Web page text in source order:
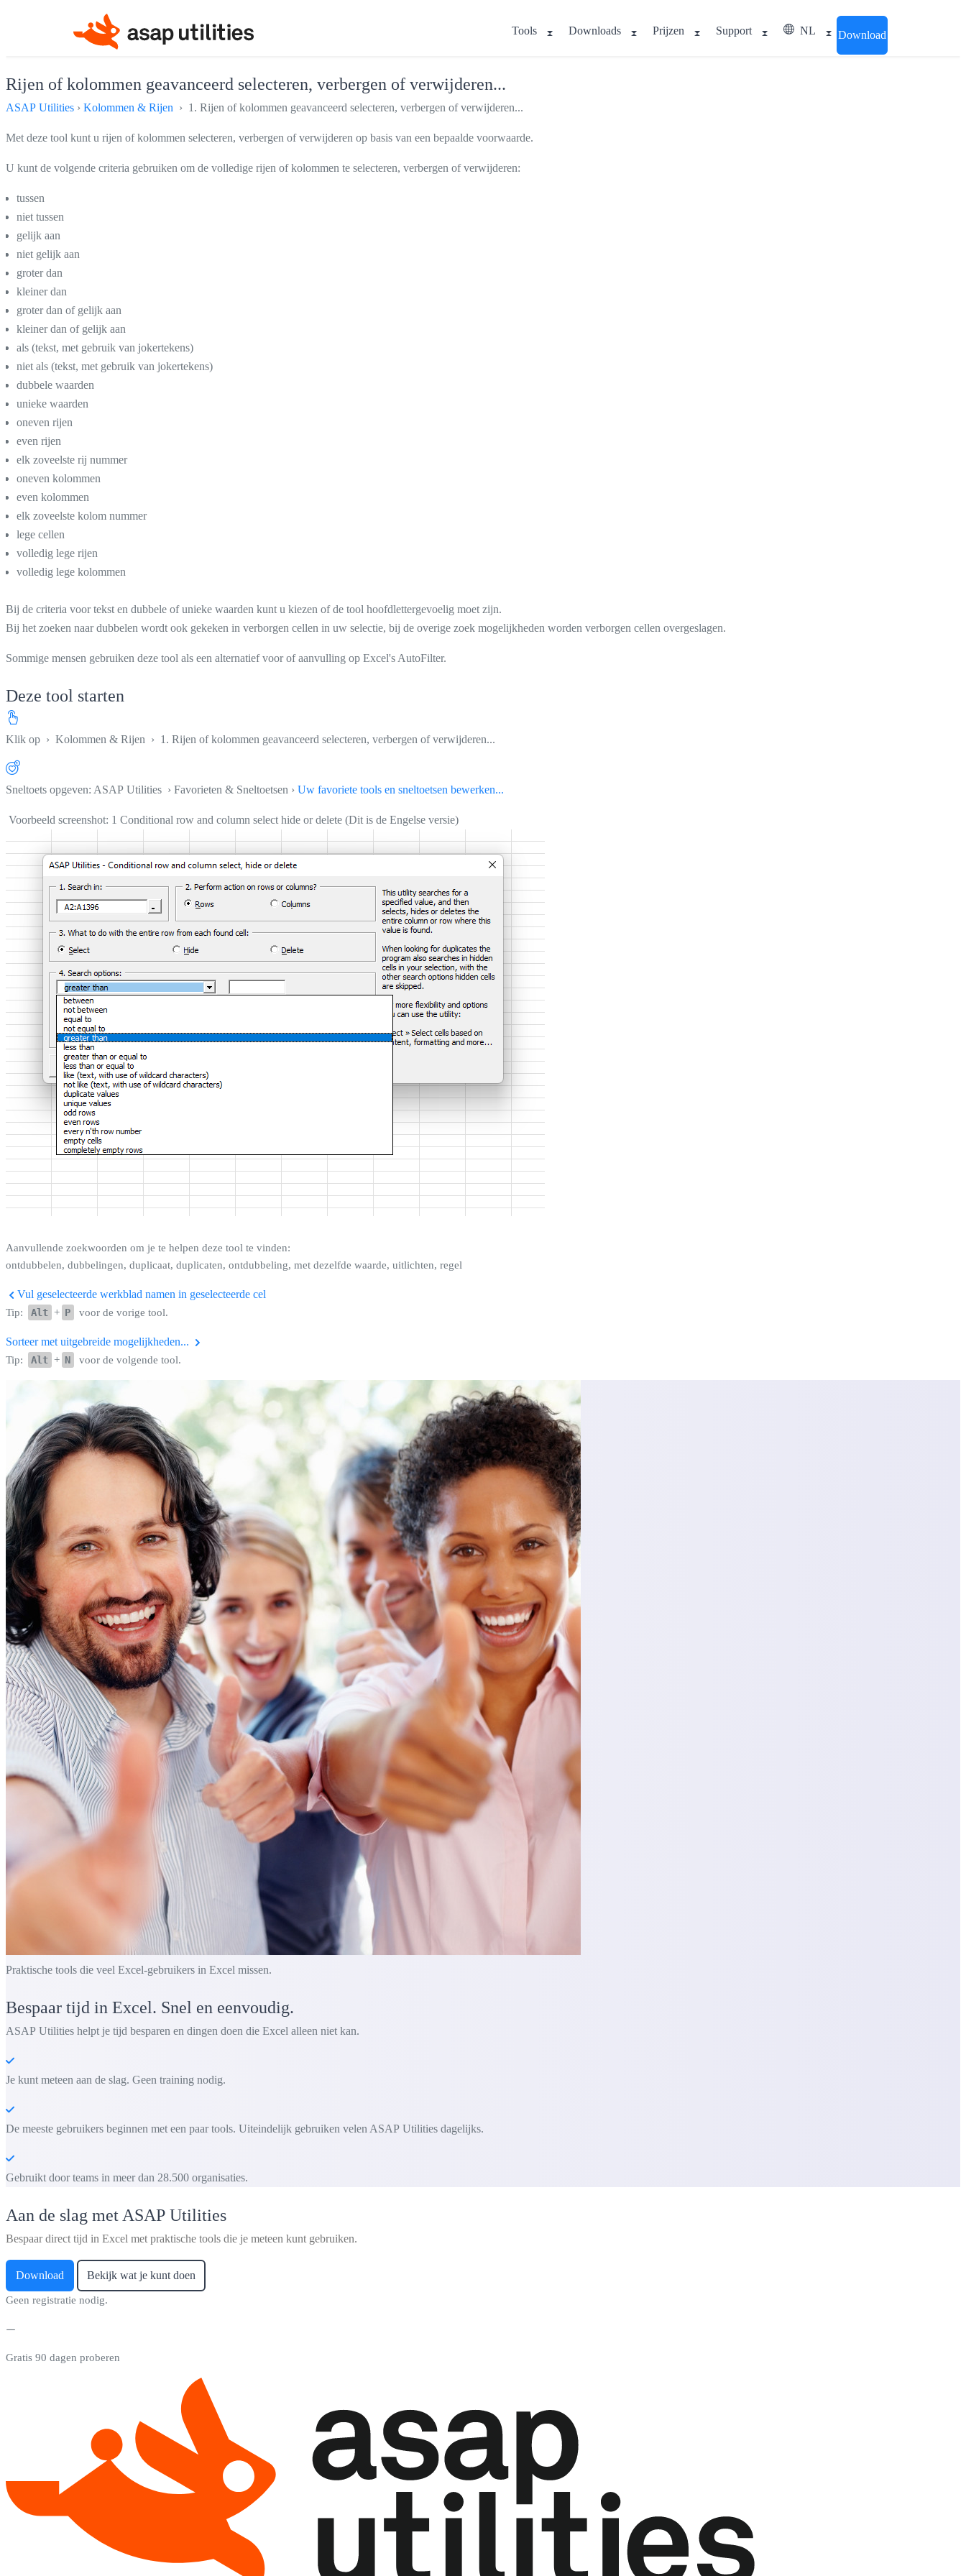
Tools Downloads Prijzen Support NL Download
Rijen of kolommen geavanceerd selecteren, verbergen of verwijderen...
ASAP Utilities › Kolommen & Rijen › 1. Rijen of kolommen geavanceerd selecteren, verbergen of verwijderen...
Met deze tool kunt u rijen of kolommen selecteren, verbergen of verwijderen op basis van een bepaalde voorwaarde.
U kunt de volgende criteria gebruiken om de volledige rijen of kolommen te selecteren, verbergen of verwijderen:
tussen
niet tussen
gelijk aan
niet gelijk aan
groter dan
kleiner dan
groter dan of gelijk aan
kleiner dan of gelijk aan
als (tekst, met gebruik van jokertekens)
niet als (tekst, met gebruik van jokertekens)
dubbele waarden
unieke waarden
oneven rijen
even rijen
elk zoveelste rij nummer
oneven kolommen
even kolommen
elk zoveelste kolom nummer
lege cellen
volledig lege rijen
volledig lege kolommen
Bij de criteria voor tekst en dubbele of unieke waarden kunt u kiezen of de tool hoofdlettergevoelig moet zijn.
Bij het zoeken naar dubbelen wordt ook gekeken in verborgen cellen in uw selectie, bij de overige zoek mogelijkheden worden verborgen cellen overgeslagen.
Sommige mensen gebruiken deze tool als een alternatief voor of aanvulling op Excel's AutoFilter.
Deze tool starten
Klik op › Kolommen & Rijen › 1. Rijen of kolommen geavanceerd selecteren, verbergen of verwijderen...
Sneltoets opgeven: ASAP Utilities › Favorieten & Sneltoetsen › Uw favoriete tools en sneltoetsen bewerken...
Voorbeeld screenshot: 1 Conditional row and column select hide or delete (Dit is de Engelse versie)
Aanvullende zoekwoorden om je te helpen deze tool te vinden:
ontdubbelen, dubbelingen, duplicaat, duplicaten, ontdubbeling, met dezelfde waarde, uitlichten, regel
Vul geselecteerde werkblad namen in geselecteerde cel
Tip: Alt + P voor de vorige tool.
Sorteer met uitgebreide mogelijkheden...
Tip: Alt + N voor de volgende tool.
Praktische tools die veel Excel-gebruikers in Excel missen.
Bespaar tijd in Excel. Snel en eenvoudig.
ASAP Utilities helpt je tijd besparen en dingen doen die Excel alleen niet kan.
Je kunt meteen aan de slag. Geen training nodig.
De meeste gebruikers beginnen met een paar tools. Uiteindelijk gebruiken velen ASAP Utilities dagelijks.
Gebruikt door teams in meer dan 28.500 organisaties.
Aan de slag met ASAP Utilities
Bespaar direct tijd in Excel met praktische tools die je meteen kunt gebruiken.
Download Bekijk wat je kunt doen
Geen registratie nodig.
Gratis 90 dagen proberen